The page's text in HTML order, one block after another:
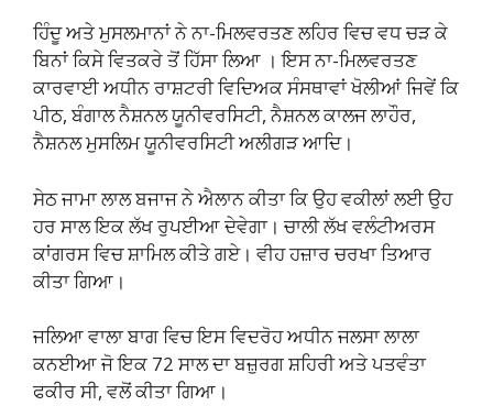
ਹਿੰਦੂ ਅਤੇ ਮੁਸਲਮਾਨਾਂ ਨੇ ਨਾ-ਮਿਲਵਰਤਣ ਲਹਿਰ ਵਿਚ ਵਧ ਚੜ ਕੇ
ਬਿਨਾਂ ਕਿਸੇ ਵਿਤਕਰੇ ਤੋਂ ਹਿੱਸਾ ਲਿਆ । ਇਸ ਨਾ-ਮਿਲਵਰਤਣ
ਕਾਰਵਾਈ ਅਧੀਨ ਰਾਸ਼ਟਰੀ ਵਿਦਿਅਕ ਸੰਸਥਾਵਾਂ ਖੋਲੀਆਂ ਜਿਵੇਂ ਕਿ
ਪੀਠ, ਬੰਗਾਲ ਨੈਸ਼ਨਲ ਯੂਨੀਵਰਸਿਟੀ, ਨੈਸ਼ਨਲ ਕਾਲਜ ਲਾਹੌਰ,
ਨੈਸ਼ਨਲ ਮੁਸਲਿਮ ਯੂਨੀਵਰਸਿਟੀ ਅਲੀਗੜ ਆਦਿ।
ਸੇਠ ਜਾਮਾ ਲਾਲ ਬਜਾਜ ਨੇ ਐਲਾਨ ਕੀਤਾ ਕਿ ਉਹ ਵਕੀਲਾਂ ਲਈ ਉਹ
ਹਰ ਸਾਲ ਇਕ ਲੱਖ ਰੁਪਈਆ ਦੇਵੇਗਾ। ਚਾਲੀ ਲੱਖ ਵਲੰਟੀਅਰਸ
ਕਾਂਗਰਸ ਵਿਚ ਸ਼ਾਮਿਲ ਕੀਤੇ ਗਏ। ਵੀਹ ਹਜ਼ਾਰ ਚਰਖਾ ਤਿਆਰ
ਕੀਤਾ ਗਿਆ।
ਜਲਿਆ ਵਾਲਾ ਬਾਗ ਵਿਚ ਇਸ ਵਿਦਰੋਹ ਅਧੀਨ ਜਲਸਾ ਲਾਲਾ
ਕਨਈਆ ਜੋ ਇਕ 72 ਸਾਲ ਦਾ ਬਜ਼ੁਰਗ ਸ਼ਹਿਰੀ ਅਤੇ ਪਤਵੰਤਾ
ਫਕੀਰ ਸੀ, ਵਲੋਂ ਕੀਤਾ ਗਿਆ।